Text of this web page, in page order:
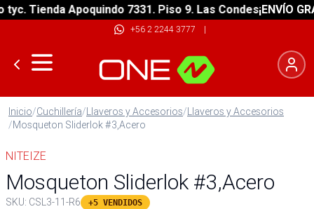
Tienda Apoquindo 7331. Piso 9. Las Condes¡ENVÍO
+56 2 2244 3777 |
Inicio/Cuchillería/Llaveros y Accesorios/Llaveros y Accesorios
/Mosqueton Sliderlok #3,Acero
NITEIZE
Mosqueton Sliderlok #3,Acero
SKU: CSL3-11-R6 +5 VENDIDOS